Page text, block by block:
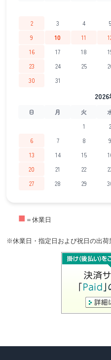
2
3 4 5
9
10 11
16
17 18
23
24 25
30
31
日 月 火
1
2
6
7 8 9
13
14 15
20
21 22
27
28 29
■ ＝休業日
※休業日・指定日および祝日の出荷